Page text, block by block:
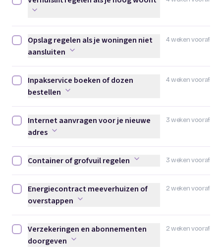
Verhuislift regelen als je hoog woont afvinken
4 weken vooraf
Opslag regelen als je woningen niet aansluiten afvinken
Opslag regelen als je woningen niet
aansluiten
4 weken vooraf
Inpakservice boeken of dozen bestellen afvinken
Inpakservice boeken of dozen
bestellen
3 weken vooraf
Internet aanvragen voor je nieuwe adres afvinken
Internet aanvragen voor je nieuwe
adres
3 weken vooraf
Container of grofvuil regelen afvinken
Container of grofvuil regelen
2 weken vooraf
Energiecontract meeverhuizen of overstappen afvinken
Energiecontract meeverhuizen of
overstappen
2 weken vooraf
Verzekeringen en abonnementen doorgeven afvinken
Verzekeringen en abonnementen
doorgeven